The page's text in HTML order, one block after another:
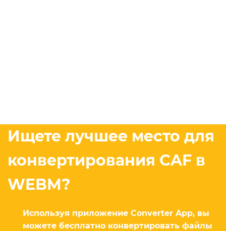
Ищете лучшее место для
конвертирования CAF в
WEBM?
Используя приложение Converter App, вы
можете бесплатно конвертировать файлы